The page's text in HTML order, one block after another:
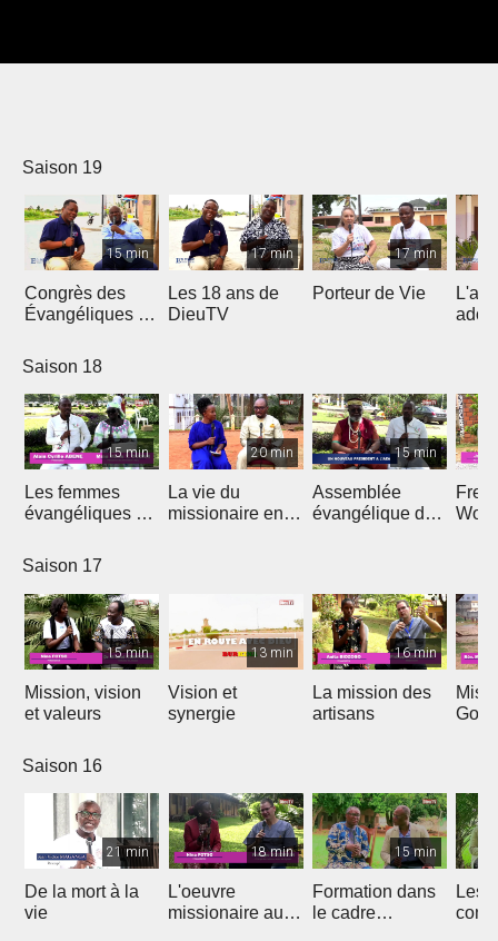
Saison 19
15 min
Congrès des
Évangéliques de
Francophone
17 min
Les 18 ans de
DieuTV
17 min
Porteur de Vie
ados
Saison 18
15 min
Les femmes
évangéliques du
20 min
La vie du
missionaire en
15 min
Assemblée
évangélique de
Free
Saison 17
15 min
Mission, vision
et valeurs
13 min
Vision et
synergie
16 min
La mission des
artisans
Saison 16
21 min
De la mort à la
vie
18 min
L'oeuvre
missionaire au
15 min
Formation dans
le cadre
Les